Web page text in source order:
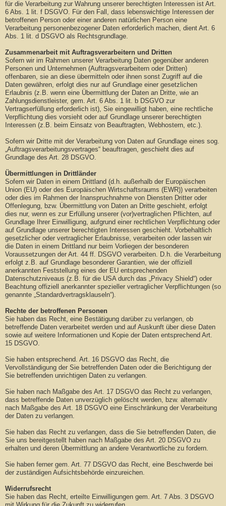
für die Verarbeitung zur Wahrung unserer berechtigten Interessen ist Art.
6 Abs. 1 lit. f DSGVO. Für den Fall, dass lebenswichtige Interessen der
betroffenen Person oder einer anderen natürlichen Person eine
Verarbeitung personenbezogener Daten erforderlich machen, dient Art. 6
Abs. 1 lit. d DSGVO als Rechtsgrundlage.
Zusammenarbeit mit Auftragsverarbeitern und Dritten
Sofern wir im Rahmen unserer Verarbeitung Daten gegenüber anderen
Personen und Unternehmen (Auftragsverarbeitern oder Dritten)
offenbaren, sie an diese übermitteln oder ihnen sonst Zugriff auf die
Daten gewähren, erfolgt dies nur auf Grundlage einer gesetzlichen
Erlaubnis (z.B. wenn eine Übermittlung der Daten an Dritte, wie an
Zahlungsdienstleister, gem. Art. 6 Abs. 1 lit. b DSGVO zur
Vertragserfüllung erforderlich ist), Sie eingewilligt haben, eine rechtliche
Verpflichtung dies vorsieht oder auf Grundlage unserer berechtigten
Interessen (z.B. beim Einsatz von Beauftragten, Webhostern, etc.).
Sofern wir Dritte mit der Verarbeitung von Daten auf Grundlage eines sog.
„Auftragsverarbeitungsvertrages“ beauftragen, geschieht dies auf
Grundlage des Art. 28 DSGVO.
Übermittlungen in Drittländer
Sofern wir Daten in einem Drittland (d.h. außerhalb der Europäischen
Union (EU) oder des Europäischen Wirtschaftsraums (EWR)) verarbeiten
oder dies im Rahmen der Inanspruchnahme von Diensten Dritter oder
Offenlegung, bzw. Übermittlung von Daten an Dritte geschieht, erfolgt
dies nur, wenn es zur Erfüllung unserer (vor)vertraglichen Pflichten, auf
Grundlage Ihrer Einwilligung, aufgrund einer rechtlichen Verpflichtung oder
auf Grundlage unserer berechtigten Interessen geschieht. Vorbehaltlich
gesetzlicher oder vertraglicher Erlaubnisse, verarbeiten oder lassen wir
die Daten in einem Drittland nur beim Vorliegen der besonderen
Voraussetzungen der Art. 44 ff. DSGVO verarbeiten. D.h. die Verarbeitung
erfolgt z.B. auf Grundlage besonderer Garantien, wie der offiziell
anerkannten Feststellung eines der EU entsprechenden
Datenschutzniveaus (z.B. für die USA durch das „Privacy Shield“) oder
Beachtung offiziell anerkannter spezieller vertraglicher Verpflichtungen (so
genannte „Standardvertragsklauseln“).
Rechte der betroffenen Personen
Sie haben das Recht, eine Bestätigung darüber zu verlangen, ob
betreffende Daten verarbeitet werden und auf Auskunft über diese Daten
sowie auf weitere Informationen und Kopie der Daten entsprechend Art.
15 DSGVO.
Sie haben entsprechend. Art. 16 DSGVO das Recht, die
Vervollständigung der Sie betreffenden Daten oder die Berichtigung der
Sie betreffenden unrichtigen Daten zu verlangen.
Sie haben nach Maßgabe des Art. 17 DSGVO das Recht zu verlangen,
dass betreffende Daten unverzüglich gelöscht werden, bzw. alternativ
nach Maßgabe des Art. 18 DSGVO eine Einschränkung der Verarbeitung
der Daten zu verlangen.
Sie haben das Recht zu verlangen, dass die Sie betreffenden Daten, die
Sie uns bereitgestellt haben nach Maßgabe des Art. 20 DSGVO zu
erhalten und deren Übermittlung an andere Verantwortliche zu fordern.
Sie haben ferner gem. Art. 77 DSGVO das Recht, eine Beschwerde bei
der zuständigen Aufsichtsbehörde einzureichen.
Widerrufsrecht
Sie haben das Recht, erteilte Einwilligungen gem. Art. 7 Abs. 3 DSGVO